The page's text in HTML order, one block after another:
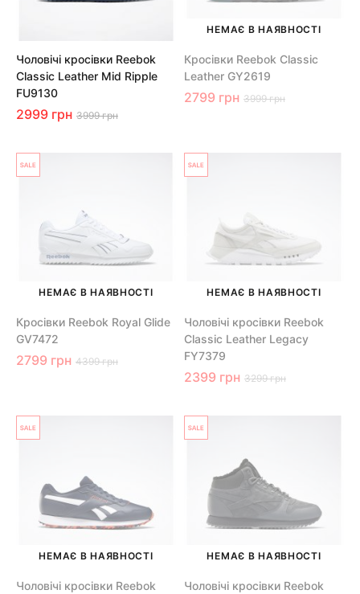
Чоловічі кросівки Reebok
Classic Leather Mid Ripple
FU9130
2999 грн 3999 грн
НЕМАЄ В НАЯВНОСТІ
Кросівки Reebok Classic
Leather GY2619
2799 грн 3999 грн
НЕМАЄ В НАЯВНОСТІ
Кросівки Reebok Royal Glide
GV7472
2799 грн 4399 грн
НЕМАЄ В НАЯВНОСТІ
Чоловічі кросівки Reebok
Classic Leather Legacy
FY7379
2399 грн 3299 грн
НЕМАЄ В НАЯВНОСТІ
Чоловічі кросівки Reebok
НЕМАЄ В НАЯВНОСТІ
Чоловічі кросівки Reebok